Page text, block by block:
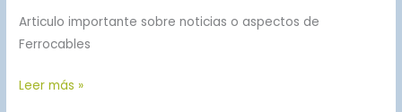
Articulo importante sobre noticias o aspectos de
Ferrocables
Leer más »